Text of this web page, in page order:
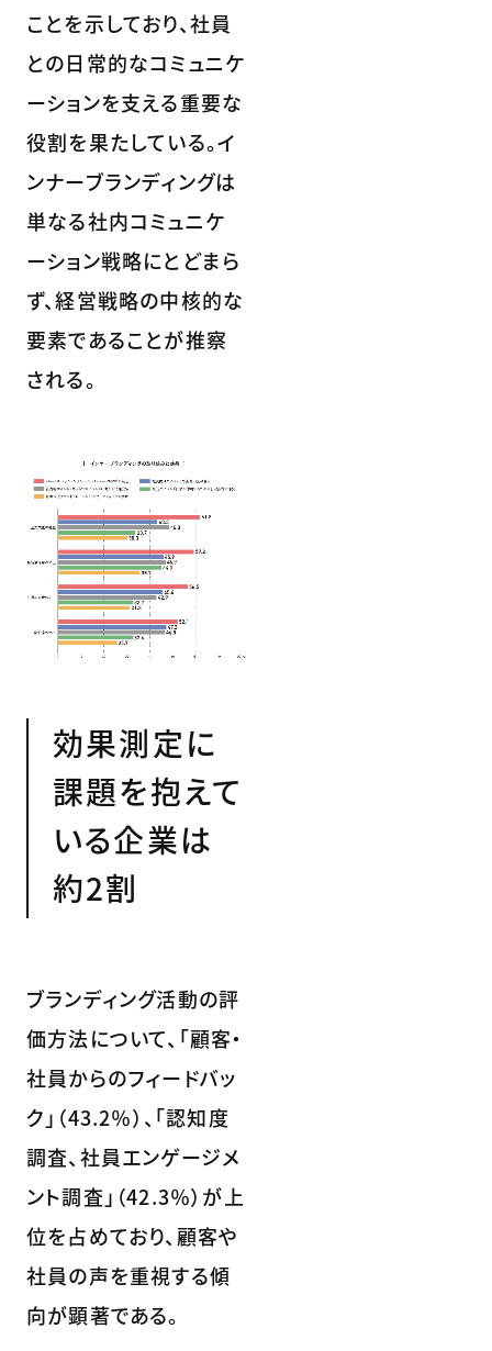
ことを示しており、社員
との日常的なコミュニケ
ーションを支える重要な
役割を果たしている。イ
ンナーブランディングは
単なる社内コミュニケ
ーション戦略にとどまら
ず、経営戦略の中核的な
要素であることが推察
される。
効果測定に
課題を抱えて
いる企業は
約2割
ブランディング活動の評
価方法について、「顧客・
社員からのフィードバッ
ク」（43.2％）、「認知度
調査、社員エンゲージメ
ント調査」（42.3％）が上
位を占めており、顧客や
社員の声を重視する傾
向が顕著である。